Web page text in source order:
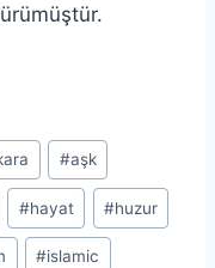
#aşk
#hayat #huzur
#islamic